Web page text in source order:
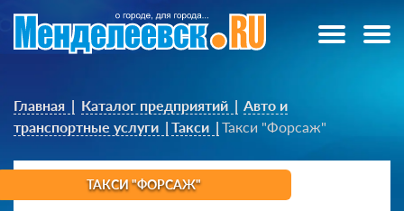
Главная Каталог предприятий
Авто и
транспортные услуги
Такси Такси "Форсаж"
ТАКСИ "ФОРСАЖ"